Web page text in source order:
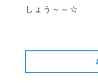
しょう～～☆